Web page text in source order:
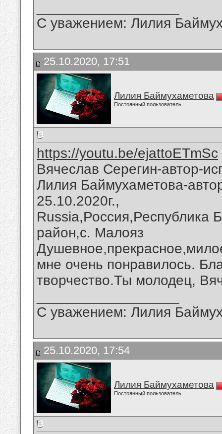
С уважением: Лилия
25.10.2020, 17:51
Лилия Баймухаметова
Постоянный пользователь
https://youtu.be/ejattoETmSc
Вячеслав Серегин-автор-
Лилия Баймухаметова-
25.10.2020г.,
Russia,Россия,Республика
район,с. Малояз
мне очень понравилось.
творчество.Ты молодец,
С уважением: Лилия
25.10.2020, 17:54
Лилия Баймухаметова
Постоянный пользователь